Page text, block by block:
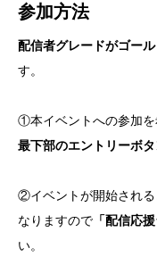
参加方法
配信者グレードがゴー
す。
①本イベントへの参加を
最下部のエントリーボ
②イベントが開始される
なりますので 「配信応
い。